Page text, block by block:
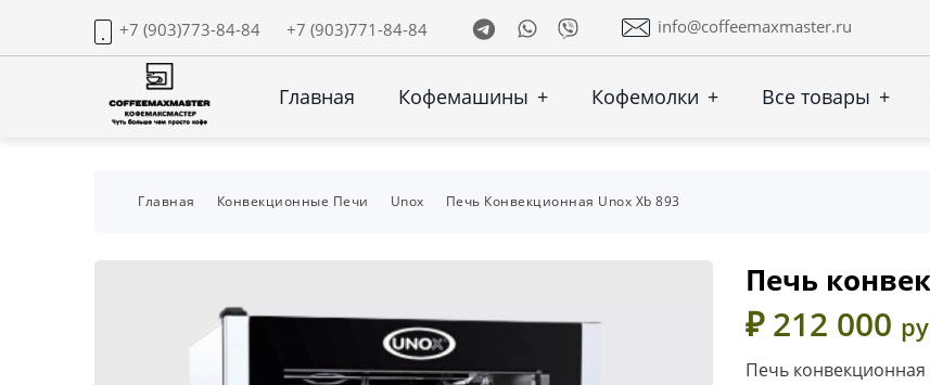
+7 (903)773-84-84 +7 (903)771-84-84 TelegramWhatsapp
Viber info@coffeemaxmaster.ru
Главная Кофемашины + Кофемолки + Все товары +
Главная Конвекционные Печи Unox Печь Конвекционная Unox Xb 893
Печь
₽ 212 000
Печь конвекционная